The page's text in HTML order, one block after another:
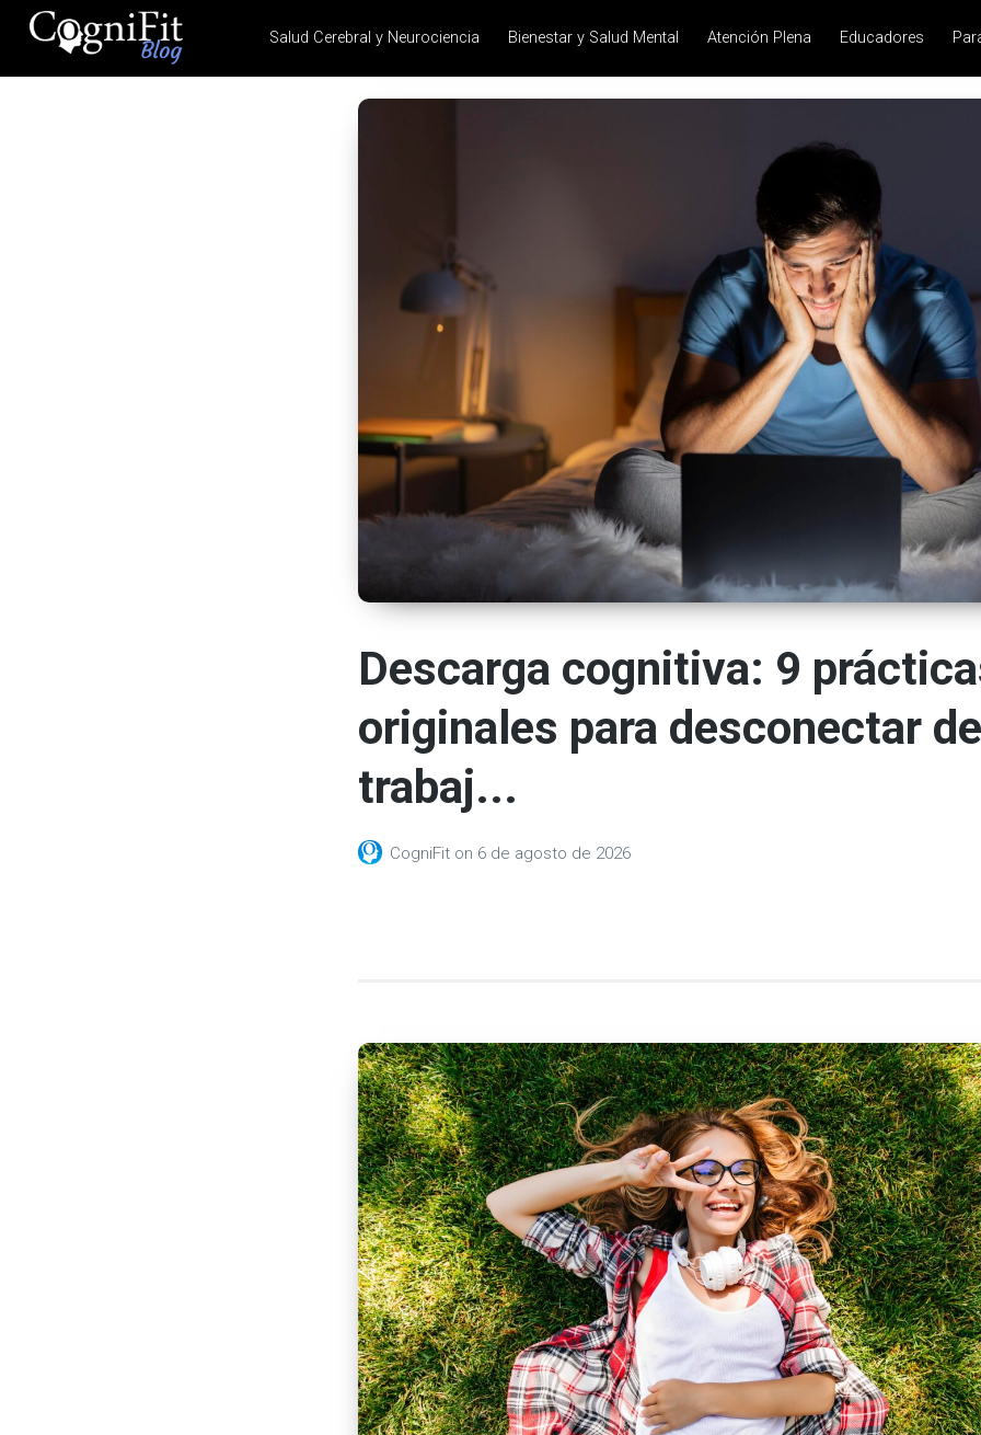
CogniFit
Salud Cerebral y Neurociencia Bienestar y Salud Mental Atención Plena Educadores
Descarga cognitiva: 9
originales para desconectar
trabaj...
CogniFit on 6 de agosto de 2026